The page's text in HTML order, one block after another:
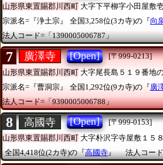
山形県東置賜郡川西町 大字下平柳字小田屋敷
宗派名=『浄土宗』
全国3,258位(3カ寺)の『向
法人コード=「1390005006787」
7 廣澤寺 [Open]
[〒999-0213]
山形県東置賜郡川西町 大字尾長島５１９番地の
宗派名=『曹洞宗』
全国1,292位(9カ寺)の『廣
法人コード=「9390005006788」
8 高國寺 [Open]
[〒999-0153]
山形県東置賜郡川西町 大字朴沢字寺屋敷１５
全国4,418位(2カ寺)の『高國寺』 法人コー